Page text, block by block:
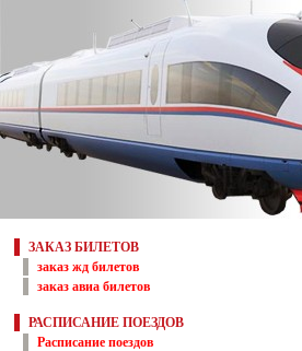
ЗАКАЗ БИЛЕТОВ
заказ жд билетов
заказ авиа билетов
РАСПИСАНИЕ ПОЕЗДОВ
Расписание поездов